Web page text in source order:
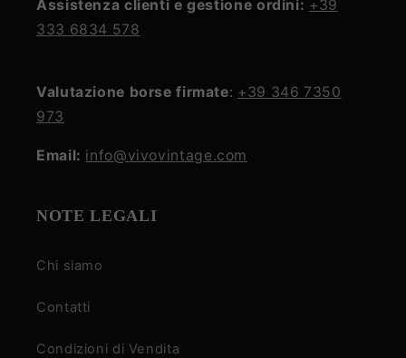
Assistenza clienti e gestione ordini: +39
333 6834 578
Valutazione borse firmate: +39 346 7350
973
Email: info@vivovintage.com
NOTE LEGALI
Chi siamo
Contatti
Condizioni di Vendita